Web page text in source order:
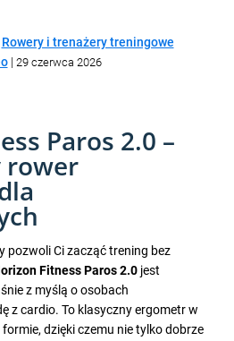
Rowery i trenażery treningowe
| 29 czerwca 2026
Paros 2.0 –
rower
pozwoli Ci zacząć trening bez
Fitness Paros 2.0 jest
z myślą o osobach
z cardio. To klasyczny ergometr w
dzięki czemu nie tylko dobrze